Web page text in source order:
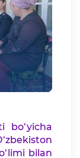
bo‘yicha
bilan